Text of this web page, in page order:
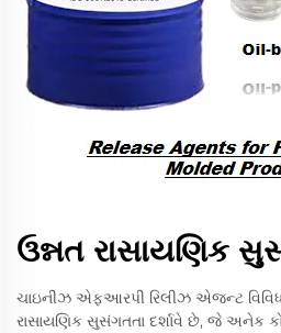
ઉન્નત રાસાયણિક
ચાઇનીઝ એફઆરપી રિલીઝ એજન્ટ વિવિધ
રાસાયણિક સુસંગતતા દર્શાવે છે, જે અનેક